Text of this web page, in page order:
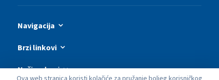
Navigacija
Brzi linkovi
Naši webovi
Ova web stranica koristi kolačiće za pružanje boljeg korisničkog